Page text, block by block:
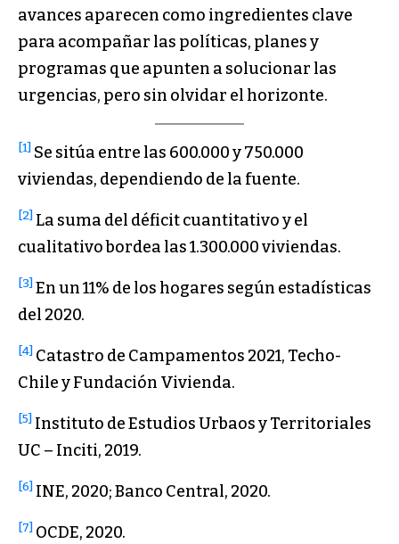
avances aparecen como ingredientes clave
para acompañar las políticas, planes y
programas que apunten a solucionar las
urgencias, pero sin olvidar el horizonte.
[1] Se sitúa entre las 600.000 y 750.000
viviendas, dependiendo de la fuente.
[2] La suma del déficit cuantitativo y el
cualitativo bordea las 1.300.000 viviendas.
[3] En un 11% de los hogares según estadísticas
del 2020.
[4] Catastro de Campamentos 2021, Techo-
Chile y Fundación Vivienda.
[5] Instituto de Estudios Urbaos y Territoriales
UC – Inciti, 2019.
[6] INE, 2020; Banco Central, 2020.
[7] OCDE, 2020.